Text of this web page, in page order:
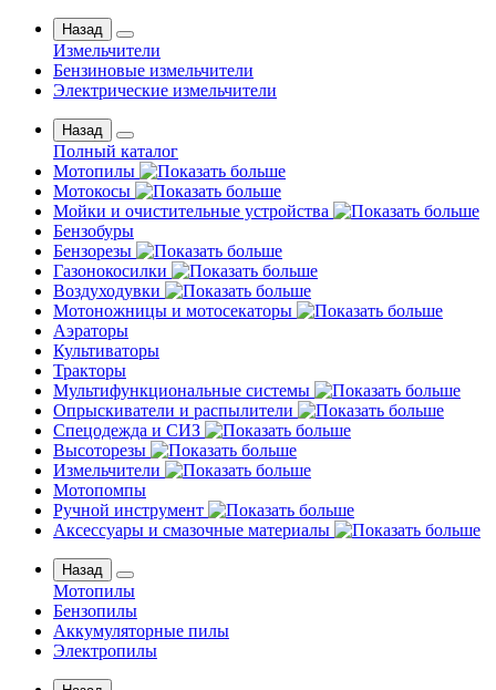
Назад
Измельчители
Бензиновые измельчители
Электрические измельчители
Назад
Полный каталог
Мотопилы
Мотокосы
Мойки и очистительные устройства
Бензобуры
Бензорезы
Газонокосилки
Воздуходувки
Мотоножницы и мотосекаторы
Аэраторы
Культиваторы
Тракторы
Мультифункциональные системы
Опрыскиватели и распылители
Спецодежда и СИЗ
Высоторезы
Измельчители
Мотопомпы
Ручной инструмент
Аксессуары и смазочные материалы
Назад
Мотопилы
Бензопилы
Аккумуляторные пилы
Электропилы